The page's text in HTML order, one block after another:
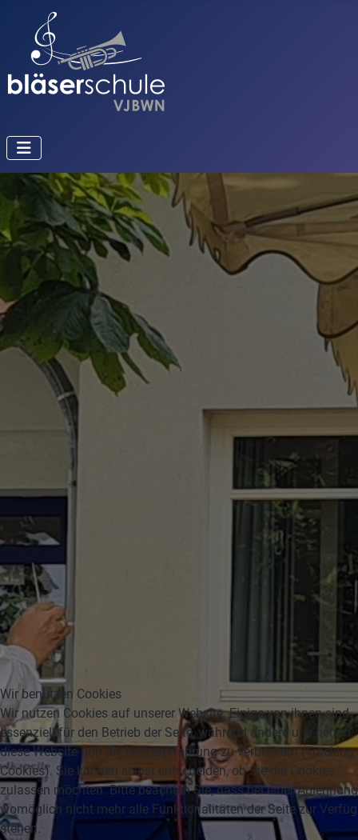
Wir benutzen Cookies
Wir nutzen Cookies auf unserer Website. Einige von ihnen sind
essenziell für den Betrieb der Seite, während andere uns helfen,
diese Website und die Nutzererfahrung zu verbessern (Tracking
Cookies). Sie können selbst entscheiden, ob Sie die Cookies
zulassen möchten. Bitte beachten Sie, dass bei einer Ablehnung
womöglich nicht mehr alle Funktionalitäten der Seite zur
stehen.